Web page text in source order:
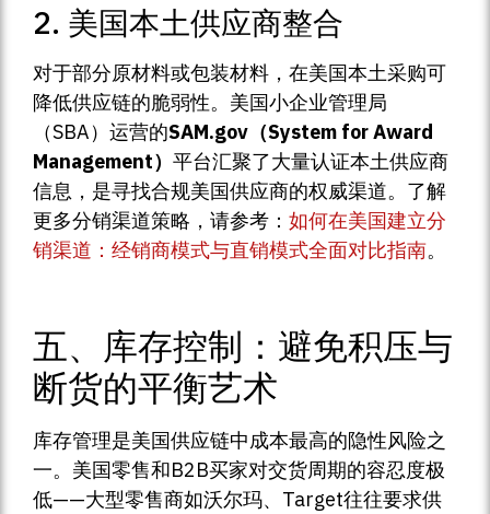
2. 美国本土供应商整合
对于部分原材料或包装材料，在美国本土采购可
降低供应链的脆弱性。美国小企业管理局
（SBA）运营的SAM.gov（System for Award
Management） 平台汇聚了大量认证本土供应商
信息，是寻找合规美国供应商的权威渠道。了解
更多分销渠道策略，请参考： 如何在美国建立分
销渠道：经销商模式与直销模式全面对比指南。
五、库存控制：避免积压与
断货的平衡艺术
库存管理是美国供应链中成本最高的隐性风险之
一。美国零售和B2B买家对交货周期的容忍度极
低——大型零售商如沃尔玛、Target往往要求供